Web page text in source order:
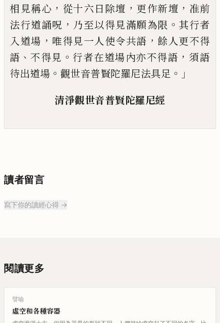
相 見稱心 ， 從十六日除壇 ， 更作新壇 ， 准前
法行道誦呪 ， 乃至以得見滿願為限 。 其行者
入道場 ， 唯得見一人使令共語 ， 餘人更不得
語 、 不得見 。 行者在道場內亦不得語 ， 須語
待出道場 。 觀世音普賢陀羅尼法具足 。」
清淨觀世音普賢陀羅尼經
讀者留言
寫下你的讀經心得 →
閱讀更多
譬喻
虛空和各種容器